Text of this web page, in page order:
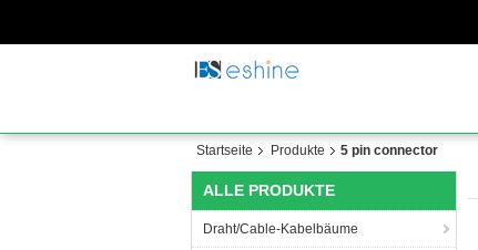
Startseite Produkte 5 pin connector
ALLE PRODUKTE
Draht/Cable-Kabelbäume